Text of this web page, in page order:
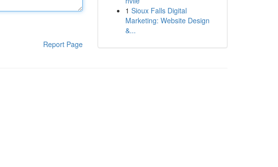
Report Page
1 Sioux Falls Digital
Marketing: Website Design
&...